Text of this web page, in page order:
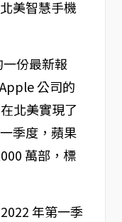
份最新報
公司的
北美實現了
季度，蘋果
萬部，標
年第一季